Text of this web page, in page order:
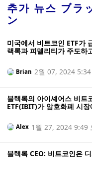
추가 뉴스 ブラ
ン
미국에서 비트코인 ETF가
랙록과 피델리티가 주도하
Brian 2월 07, 2024
블랙록의 아이셰어스 비트
ETF(IBIT)가 암호화폐 시장
Alex 1월 27, 2024 9:49
블랙록 CEO: 비트코인은